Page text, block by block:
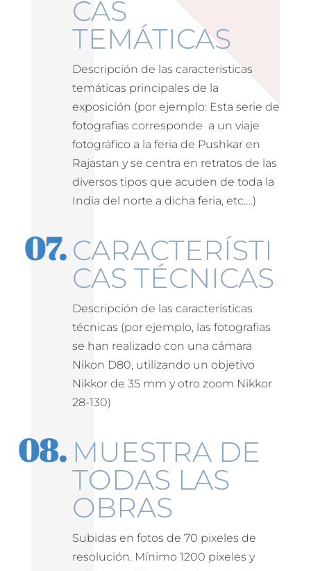
CAS
TEMÁTICAS
Descripción de las caracteristicas
temáticas principales de la
exposición (por ejemplo: Esta serie de
fotografias corresponde a un viaje
fotográfico a la feria de Pushkar en
Rajastan y se centra en retratos de las
diversos tipos que acuden de toda la
India del norte a dicha feria, etc….)
CARACTERÍSTI
CAS TÉCNICAS
Descripción de las características
técnicas (por ejemplo, las fotografias
se han realizado con una cámara
Nikon D80, utilizando un objetivo
Nikkor de 35 mm y otro zoom Nikkor
28-130)
MUESTRA DE
TODAS LAS
OBRAS
Subidas en fotos de 70 pixeles de
resolución. Mínimo 1200 pixeles y